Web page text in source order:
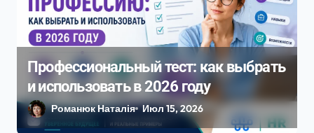
я
мПрофессиональный тест: как выбрать
и использовать в 2026 году
Романюк Наталія Июл 15, 2026